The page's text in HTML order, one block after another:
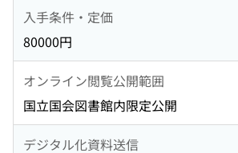
入手条件・定価
80000円
オンライン閲覧公開範囲
国立国会図書館内限定公開
デジタル化資料送信